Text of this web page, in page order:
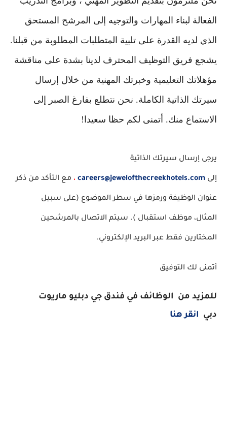
الفعالة لبناء المهارات والتوجيه إلى المرشح المستحق
الذي لديه القدرة على تلبية المتطلبات المطلوبة من قبلنا.
يشجع فريق التوظيف المحترف لدينا بشدة على مناقشة
مؤهلاتك التعليمية وخبرتك المهنية من خلال إرسال
سيرتك الذاتية الكاملة. نحن نتطلع بفارغ الصبر إلى
الاستماع منك. أتمنى لكم حظا سعيدا!
يرجى إرسال سيرتك الذاتية
إلى careers@jewelofthecreekhotels.com ، مع التأكد من ذكر
عنوان الوظيفة ورمزها في سطر الموضوع (على سبيل
المثال، موظف استقبال ). سيتم الاتصال بالمرشحين
المختارين فقط عبر البريد الإلكتروني.
أتمنى لك التوفيق
للمزيد من الوظائف في فندق جي دبليو ماريوت
دبي
انقر هنا